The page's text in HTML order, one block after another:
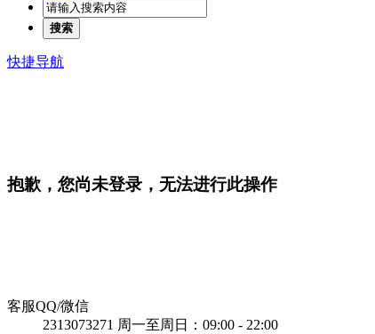
搜索
快捷导航
抱歉，您尚未登录，无法进行此操作
客服QQ/微信
2313073271 周一至周日：09:00 - 22:00